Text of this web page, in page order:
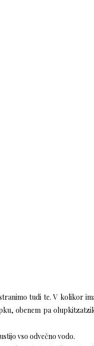
tudi te. V kolikor
obenem pa
vso odvečno vodo.